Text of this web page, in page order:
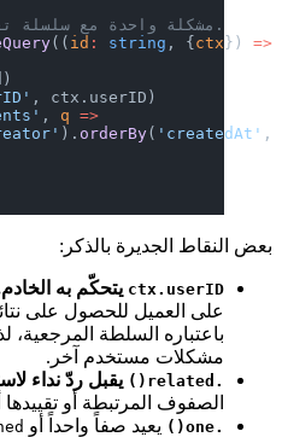
(( id string , {ctx }) =>
, ctx.userID)
, =>
). orderBy ( 'createdAt'
بعض النقاط الجديرة بالذكر:
ctx.userIDيتحكّم به الخادم.
على العميل للحصول على نتائج
باعتباره السلطة المرجعية،
مشكلات مستخدم آخر.
يقبل ردّ نداء
الصفوف المرتبطة أو تقييدها
يعيد صفاً واحداً أو